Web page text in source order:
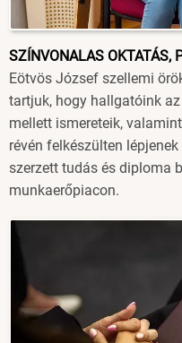
SZÍNVONALAS OKTATÁS,
Eötvös József szellemi
tartjuk, hogy hallgatóink
mellett ismereteik,
révén felkészülten
szerzett tudás és diploma
munkaerőpiacon.